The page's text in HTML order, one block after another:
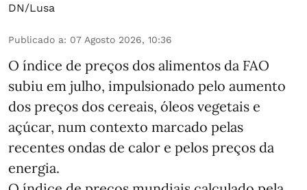
DN/Lusa
Publicado a: 07 Agosto 2026, 10:36
O índice de preços dos alimentos da FAO
subiu em julho, impulsionado pelo aumento
dos preços dos cereais, óleos vegetais e
açúcar, num contexto marcado pelas
recentes ondas de calor e pelos preços da
energia.